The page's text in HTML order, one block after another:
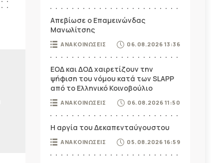
Απεβίωσε ο Επαμεινώνδας
Μανωλίτσης
ΑΝΑΚΟΙΝΩΣΕΙΣ 06.08.2026 13:36
ΕΟΔ και ΔΟΔ χαιρετίζουν την
ψήφιση του νόμου κατά των SLAPP
από το Ελληνικό Κοινοβούλιο
ΑΝΑΚΟΙΝΩΣΕΙΣ 06.08.2026 11:50
Η αργία του Δεκαπενταύγουστου
ΑΝΑΚΟΙΝΩΣΕΙΣ 05.08.2026 16:59